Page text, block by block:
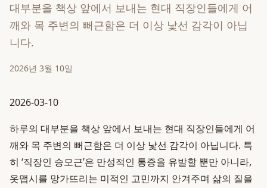
대부분을 책상 앞에서 보내는 현대 직장인들에게 어
깨와 목 주변의 뻐근함은 더 이상 낯선 감각이 아닙
니다.
2026년 3월 10일
2026-03-10
하루의 대부분을 책상 앞에서 보내는 현대 직장인들에게 어
깨와 목 주변의 뻐근함은 더 이상 낯선 감각이 아닙니다. 특
히 ‘직장인 승모근’은 만성적인 통증을 유발할 뿐만 아니라,
옷맵시를 망가뜨리는 미적인 고민까지 안겨주며 삶의 질을